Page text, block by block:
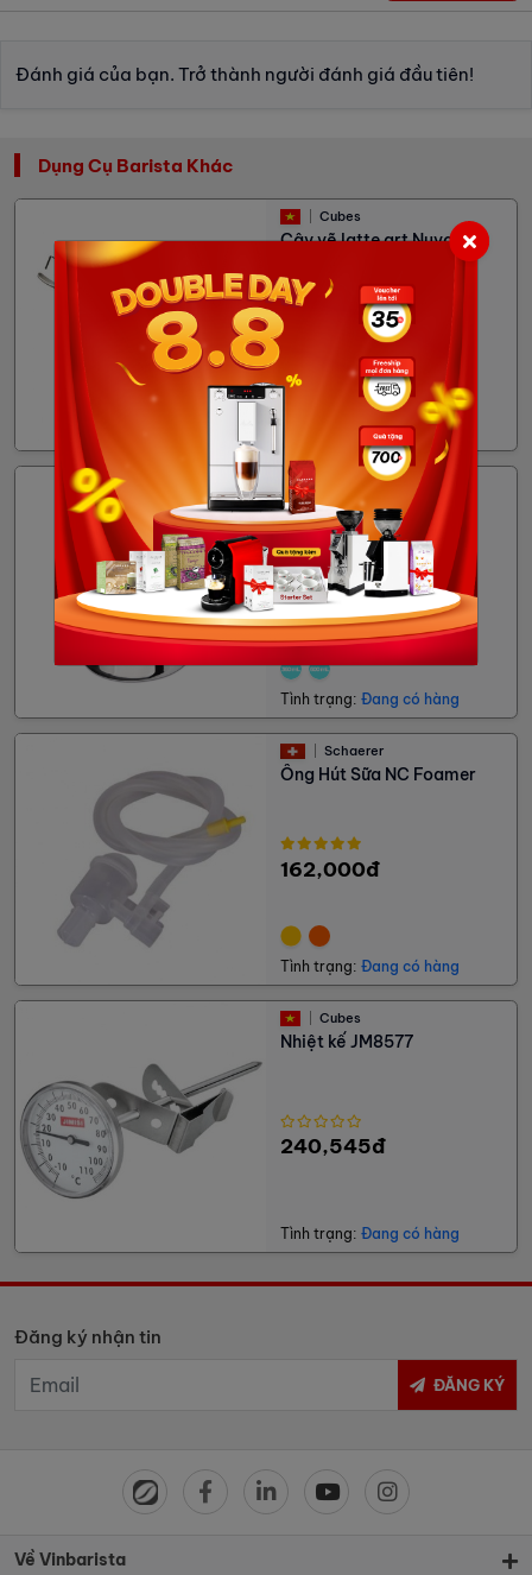
Đánh giá của bạn. Trở thành người đánh giá đầu tiên!
Dụng Cụ Barista Khác
Cubes
Cây vẽ latte art Nuvo
75,600đ
Đang có hàng
Ca đánh sữa Inox
93,273đ
Tình trạng: Đang có hàng
Schaerer
Ống Hút Sữa NC Foamer
162,000đ
Tình trạng: Đang có hàng
Cubes
Nhiệt kế JM8577
240,545đ
Tình trạng: Đang có hàng
Đăng ký nhận tin
ĐĂNG KÝ
Về Vinbarista